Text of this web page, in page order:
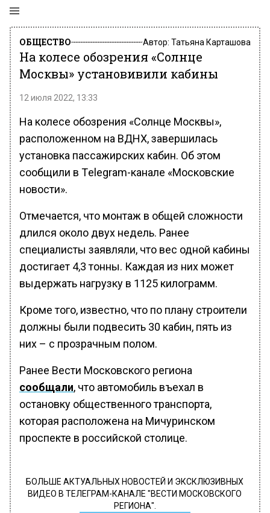
ОБЩЕСТВО Автор: Татьяна Карташова
На колесе обозрения «Солнце
Москвы» установивили кабины
12 июля 2022, 13:33
На колесе обозрения «Солнце Москвы»,
расположенном на ВДНХ, завершилась
установка пассажирских кабин. Об этом
сообщили в Тelegram-канале «Московские
новости».
Отмечается, что монтаж в общей сложности
длился около двух недель. Ранее
специалисты заявляли, что вес одной кабины
достигает 4,3 тонны. Каждая из них может
выдержать нагрузку в 1125 килограмм.
Кроме того, известно, что по плану строители
должны были подвесить 30 кабин, пять из
них – с прозрачным полом.
Ранее Вести Московского региона
сообщали, что автомобиль въехал в
остановку общественного транспорта,
которая расположена на Мичуринском
проспекте в российской столице.
БОЛЬШЕ АКТУАЛЬНЫХ НОВОСТЕЙ И ЭКСКЛЮЗИВНЫХ
ВИДЕО В ТЕЛЕГРАМ-КАНАЛЕ "ВЕСТИ МОСКОВСКОГО
РЕГИОНА".